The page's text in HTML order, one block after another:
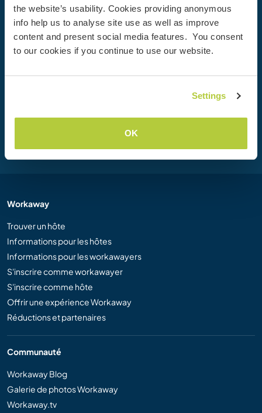
the website’s usability. Cookies providing anonymous
info help us to analyse site use as well as improve
content and present social media features. You consent
to our cookies if you continue to use our website.
Settings
OK
Votre prochaine aventure commence
aujourd’hui
Rejoignez dès aujourd’hui la communauté Workaway et
Inscription
Workaway
Trouver un hôte
Informations pour les hôtes
Informations pour les workawayers
S'inscrire comme workawayer
S'inscrire comme hôte
Offrir une expérience Workaway
Réductions et partenaires
Communauté
Workaway Blog
Galerie de photos Workaway
Workaway.tv